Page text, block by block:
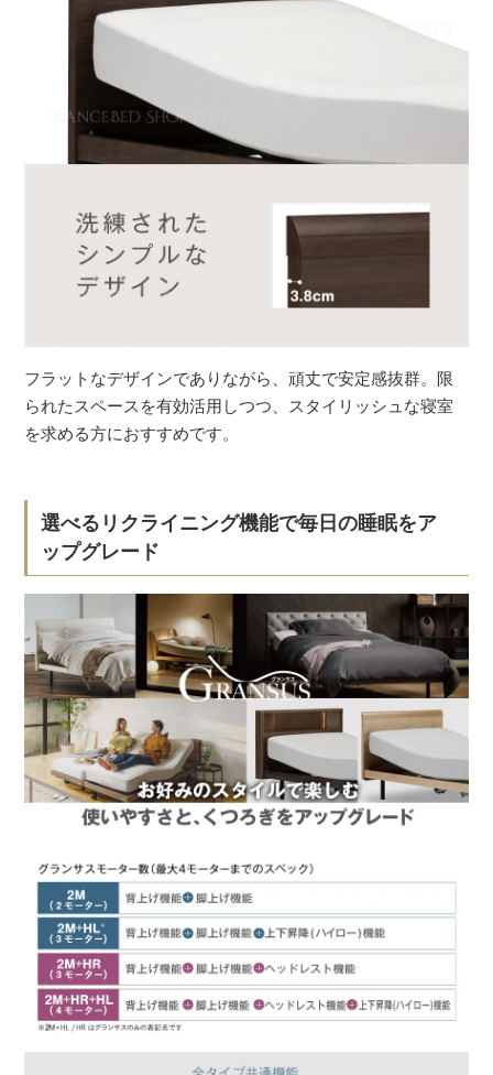
フラットなデザインでありながら、頑丈で安定感抜群。限
られたスペースを有効活用しつつ、スタイリッシュな寝室
を求める方におすすめです。
選べるリクライニング機能で毎日の睡眠をア
ップグレード